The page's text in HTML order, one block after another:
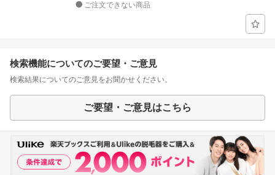
ご注文できない商品
検索機能についてのご要望・ご意見
検索結果についてのご意見をお聞かせください。
ご要望・ご意見はこちら